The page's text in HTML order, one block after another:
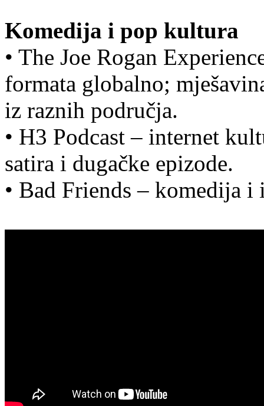
Komedija i pop kultura
• The Joe Rogan
formata globalno;
iz raznih područja.
• H3 Podcast – internet
satira i dugačke epizode.
• Bad Friends – komedija